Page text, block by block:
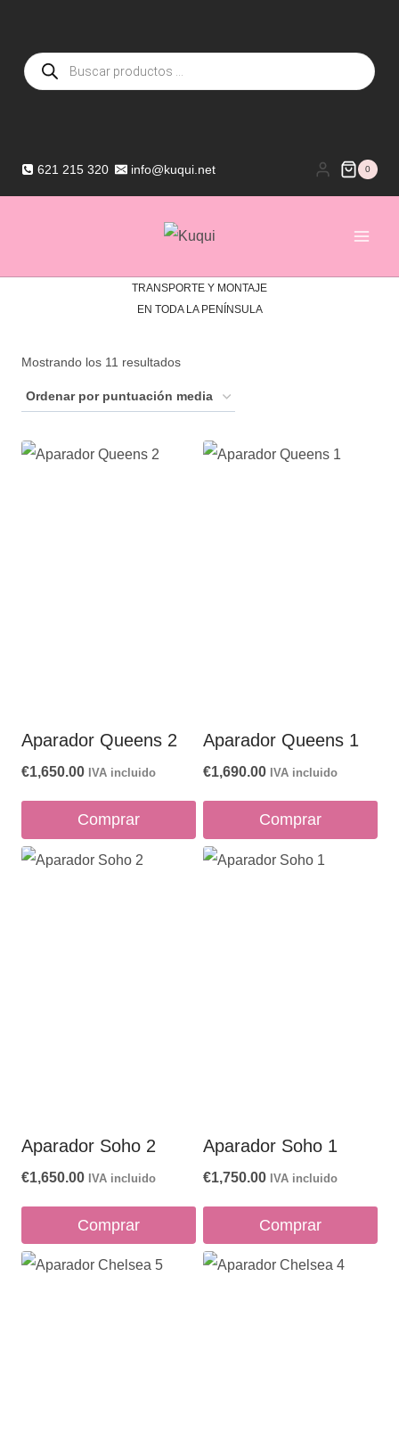
contenido
Búsqueda
de
productos
621 215 320 info@kuqui.net 0
TRANSPORTE Y MONTAJE
EN TODA LA PENÍNSULA
Mostrando los 11 resultadosOrdenado
puntuación
media
Aparador Queens 2
€1,650.00 IVA incluido
Comprar
Aparador Queens 1
€1,690.00 IVA incluido
Comprar
Aparador Soho 2
€1,650.00 IVA incluido
Comprar
Aparador Soho 1
€1,750.00 IVA incluido
Comprar